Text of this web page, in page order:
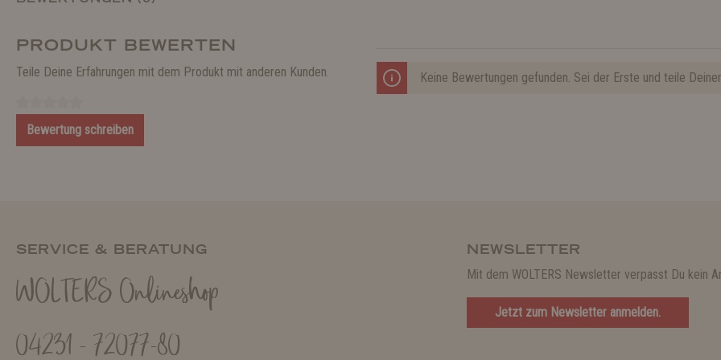
PRODUKT BEWERTEN
Teile Deine Erfahrungen mit dem Produkt mit anderen Kunden.
Bewertung schreiben
Keine Bewertungen gefunden. Sei der Erste und teile
SERVICE & BERATUNG
WOLTERS Onlineshop
04231 - 72077-80
NEWSLETTER
Mit dem WOLTERS Newsletter verpasst Du kein
Jetzt zum Newsletter anmelden.